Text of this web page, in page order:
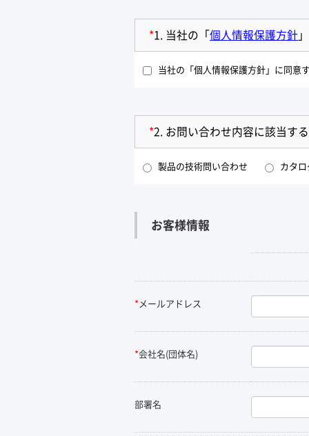
*1. 当社の「 個人情報保護方針
当社の「個人情報保護方針」に同意
*2. お問い合わせ内容に該当す
製品の技術問い合わせ カタ
お客様情報
* メールアドレス
*会社名(団体名)
部署名